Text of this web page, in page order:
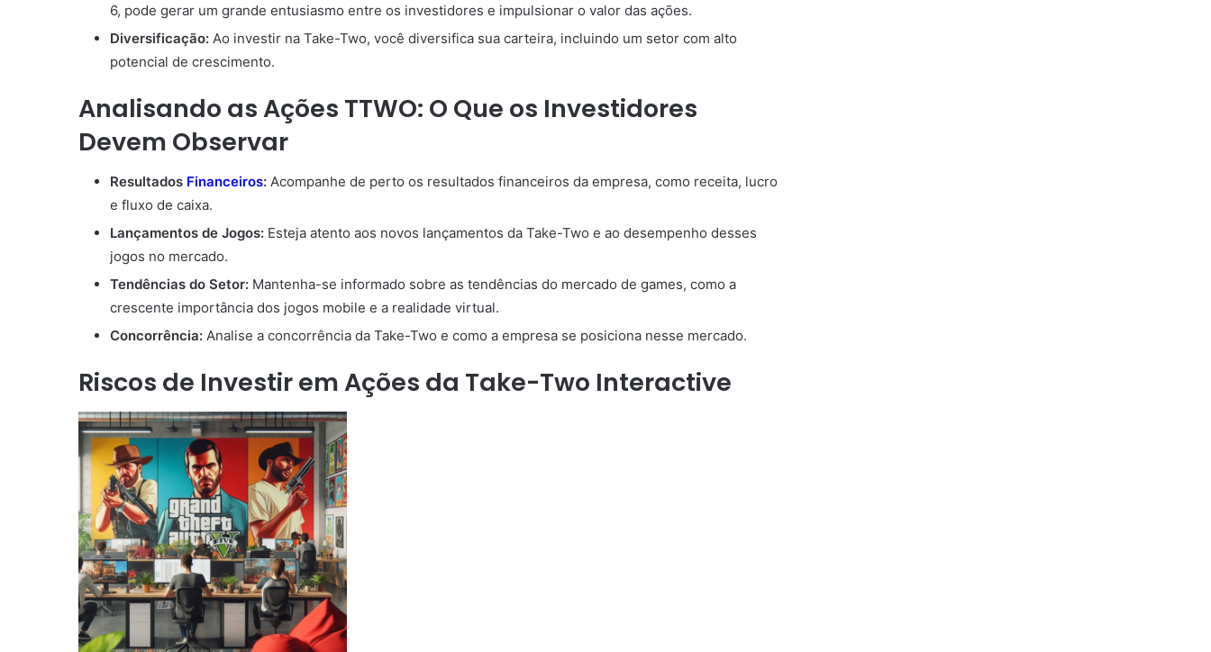
6, pode gerar um grande entusiasmo entre os investidores e impulsionar o valor das ações.
Diversificação: Ao investir na Take-Two, você diversifica sua carteira, incluindo um setor com alto
potencial de crescimento.
Analisando as Ações TTWO: O Que os Investidores
Devem Observar
Resultados Financeiros: Acompanhe de perto os resultados financeiros da empresa, como receita, lucro
e fluxo de caixa.
Lançamentos de Jogos: Esteja atento aos novos lançamentos da Take-Two e ao desempenho desses
jogos no mercado.
Tendências do Setor: Mantenha-se informado sobre as tendências do mercado de games, como a
crescente importância dos jogos mobile e a realidade virtual.
Concorrência: Analise a concorrência da Take-Two e como a empresa se posiciona nesse mercado.
Riscos de Investir em Ações da Take-Two Interactive